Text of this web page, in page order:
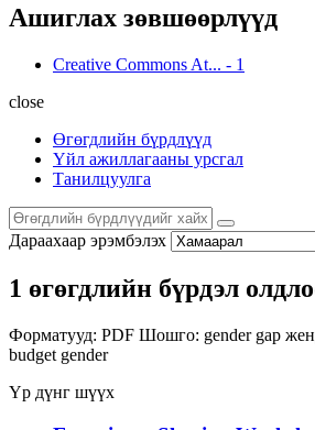
Ашиглах зөвшөөрлүүд
Creative Commons At... - 1
close
Өгөгдлийн бүрдлүүд
Үйл ажиллагааны урсгал
Танилцуулга
Дараахаар эрэмбэлэх
1 өгөгдлийн бүрдэл
Форматууд: PDF Шошго: gender gap
budget gender
Үр дүнг шүүх